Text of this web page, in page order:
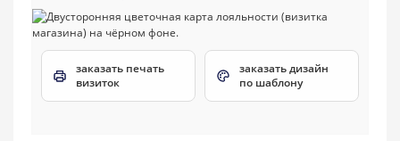
заказать печать
визиток
заказать дизайн
по шаблону